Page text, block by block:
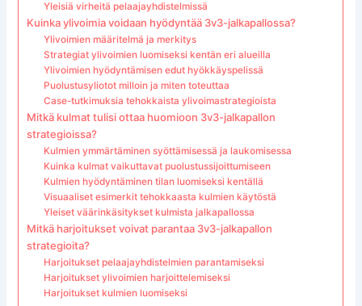
Yleisiä virheitä pelaajayhdistelmissä
Kuinka ylivoimia voidaan hyödyntää 3v3-jalkapallossa?
Ylivoimien määritelmä ja merkitys
Strategiat ylivoimien luomiseksi kentän eri alueilla
Ylivoimien hyödyntämisen edut hyökkäyspelissä
Puolustusyliotot milloin ja miten toteuttaa
Case-tutkimuksia tehokkaista ylivoimastrategioista
Mitkä kulmat tulisi ottaa huomioon 3v3-jalkapallon
strategioissa?
Kulmien ymmärtäminen syöttämisessä ja laukomisessa
Kuinka kulmat vaikuttavat puolustussijoittumiseen
Kulmien hyödyntäminen tilan luomiseksi kentällä
Visuaaliset esimerkit tehokkaasta kulmien käytöstä
Yleiset väärinkäsitykset kulmista jalkapallossa
Mitkä harjoitukset voivat parantaa 3v3-jalkapallon
strategioita?
Harjoitukset pelaajayhdistelmien parantamiseksi
Harjoitukset ylivoimien harjoittelemiseksi
Harjoitukset kulmien luomiseksi